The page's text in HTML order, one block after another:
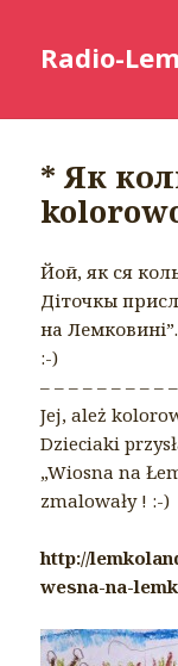
Radio-
* Як
Йой, як ся
Діточкы
на
:-)
– – – – – – – – –
Jej, ależ
Dzieciaki
„Wiosna na
zmalowały ! :-)
http://
wesna-na-